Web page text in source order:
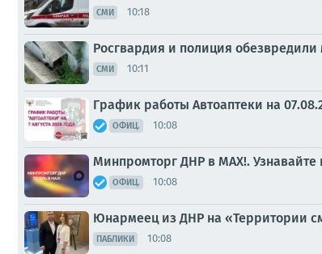
СМИ 10:18
Росгвардия и полиция
СМИ 10:11
График работы Автоаптеки на
ОФИЦ. 10:08
Минпромторг ДНР в МАХ!.
ОФИЦ. 10:08
Юнармеец из ДНР на «Территории
ПАБЛИКИ 10:08